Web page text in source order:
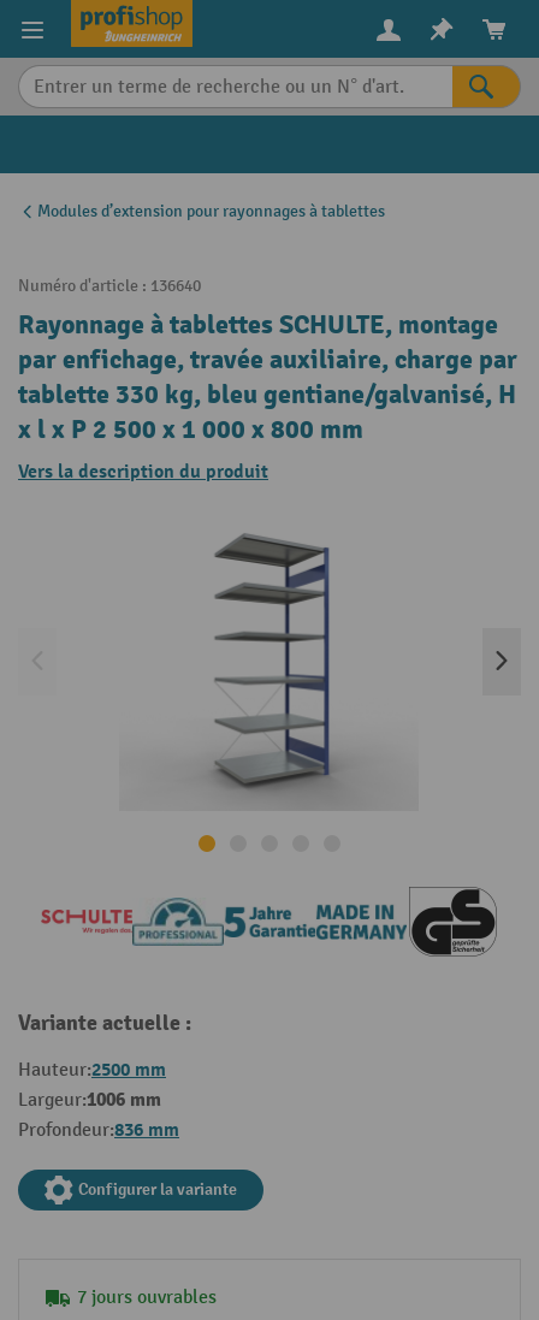
content
Modules d’extension pour rayonnages à tablettes
Numéro d'article : 136640
Rayonnage à tablettes SCHULTE, montage
par enfichage, travée auxiliaire, charge par
tablette 330 kg, bleu gentiane/galvanisé, H
x l x P 2 500 x 1 000 x 800 mm
Vers la description du produit
Variante actuelle :
Hauteur:2500 mm
Largeur:1006 mm
Profondeur:836 mm
Configurer la variante
7 jours ouvrables